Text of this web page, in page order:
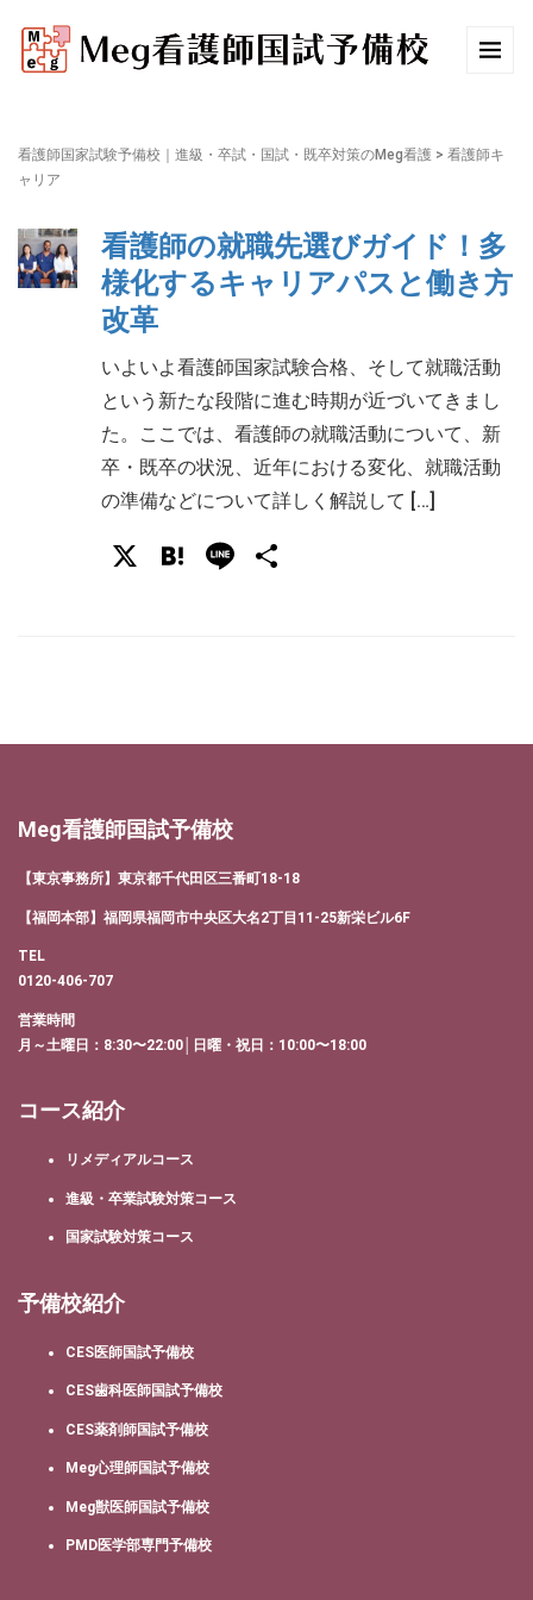
看護師国家試験予備校｜進級・卒試・国試・既卒対策のMeg看護 > 看護師キ
ャリア
看護師の就職先選びガイド！多
様化するキャリアパスと働き方
改革
いよいよ看護師国家試験合格、そして就職活動
という新たな段階に進む時期が近づいてきまし
た。ここでは、看護師の就職活動について、新
卒・既卒の状況、近年における変化、就職活動
の準備などについて詳しく解説して […]
X Hatena
Line
Meg看護師国試予備校
【東京事務所】東京都千代田区三番町18-18
【福岡本部】福岡県福岡市中央区大名2丁目11-25新栄ビル6F
TEL
0120-406-707
営業時間
月～土曜日：8:30〜22:00│日曜・祝日：10:00〜18:00
コース紹介
リメディアルコース
進級・卒業試験対策コース
国家試験対策コース
予備校紹介
CES医師国試予備校
CES歯科医師国試予備校
CES薬剤師国試予備校
Meg心理師国試予備校
Meg獣医師国試予備校
PMD医学部専門予備校